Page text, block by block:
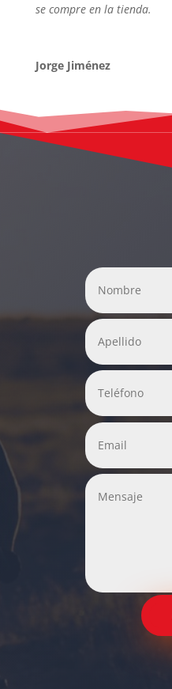
se compre en la tienda.
Jorge Jiménez